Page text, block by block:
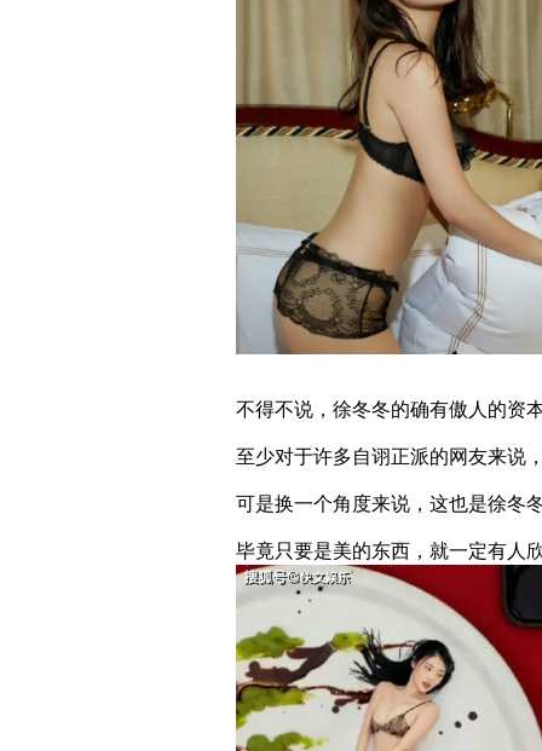
不得不说，徐冬冬的确有傲人的资
至少对于许多自诩正派的网友来说
可是换一个角度来说，这也是徐冬
毕竟只要是美的东西，就一定有人